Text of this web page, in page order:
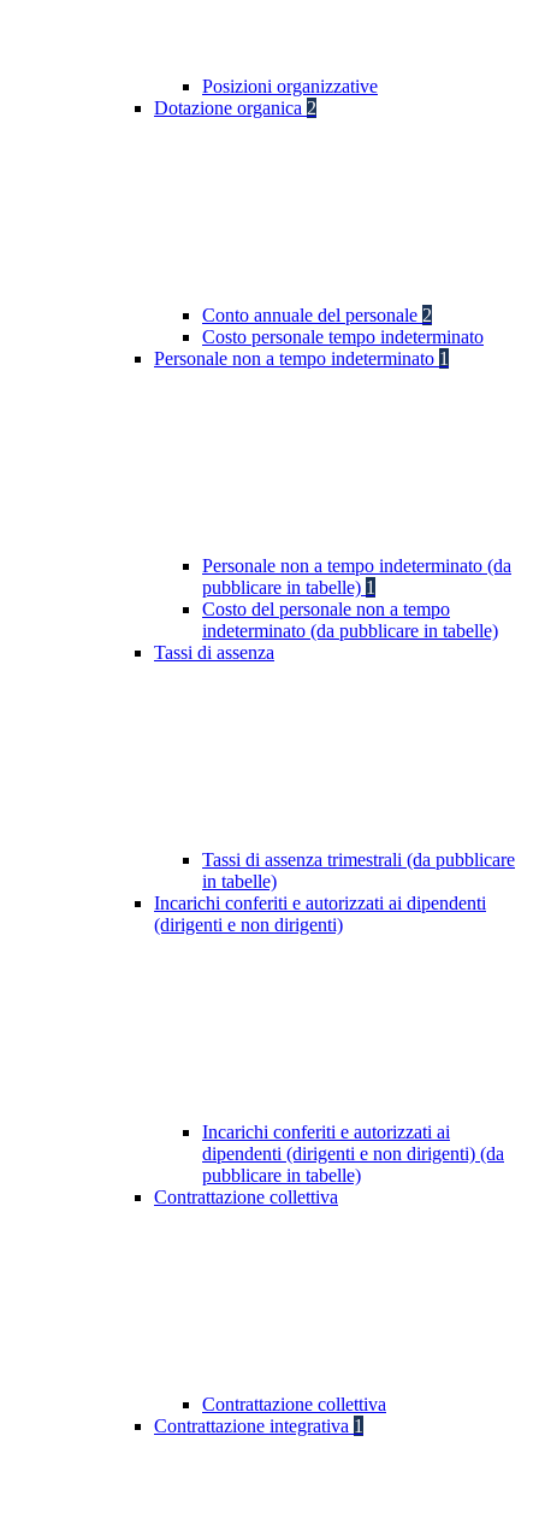
Posizioni organizzative
Dotazione organica 2
Conto annuale del personale 2
Costo personale tempo indeterminato
Personale non a tempo indeterminato 1
Personale non a tempo indeterminato (da
pubblicare in tabelle) 1
Costo del personale non a tempo
indeterminato (da pubblicare in tabelle)
Tassi di assenza
Tassi di assenza trimestrali (da pubblicare
in tabelle)
Incarichi conferiti e autorizzati ai dipendenti
(dirigenti e non dirigenti)
Incarichi conferiti e autorizzati ai
dipendenti (dirigenti e non dirigenti) (da
pubblicare in tabelle)
Contrattazione collettiva
Contrattazione collettiva
Contrattazione integrativa 1